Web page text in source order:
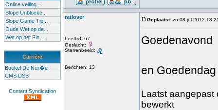
Online veiling...
Slope Unblocke...
Slope Game Tip...
Oude Wet op de...
Wet op het Fin...
Carrière
Boekel De Ner�e
CMS DSB
Content Syndication
ratlover
Leeftijd: 67
Geslacht:
Sterrenbeeld:
Berichten: 13
Geplaatst: zo 08 jul 2012
Goedenavond
en
Laatst aangepast
bewerkt